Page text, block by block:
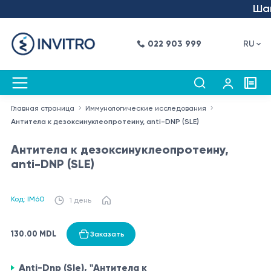
022 903 999 RU
Главная страница
Иммунологические исследования
Антитела к дезоксинуклеопротеину, anti-DNP (SLE)
Антитела к дезоксинуклеопротеину,
anti-DNP (SLE)
Код: IM60 1 день
130.00 MDL Заказать
Anti-Dnp (Sle), "Антитела к